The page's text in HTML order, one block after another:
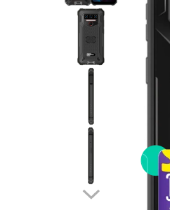
Telefoane clasice
Piese si accesorii telefoane mobile
Producatori telefoane
Telefoane mobile RugOne
Telefoane mobile Oukitel
Telefoane mobile Ulefone
Telefoane mobile Cubot
Telefoane mobile Blackview